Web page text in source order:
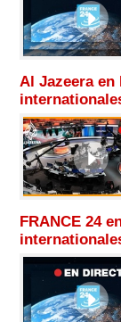
Al Jazeera
FRANCE 24